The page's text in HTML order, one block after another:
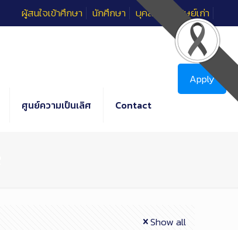
ผู้สนใจเข้าศึกษา นักศึกษา บุคลากร ศิษย์เก่า
ศูนย์ความเป็นเลิศ Contact
Apply
Show all